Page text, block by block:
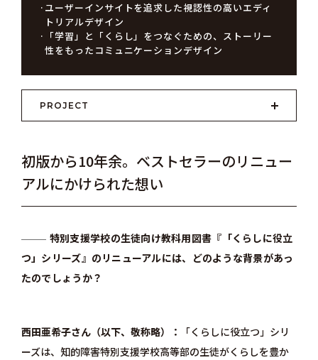
ユーザーインサイトを追求した視認性の高いエディ
トリアルデザイン
「学習」と「くらし」をつなぐための、ストーリー
性をもったコミュニケーションデザイン
PROJECT
初版から10年余。ベストセラーのリニュー
アルにかけられた想い
特別支援学校の生徒向け教科用図書『「くらしに役立
つ」シリーズ』のリニューアルには、どのような背景があっ
たのでしょうか？
西田亜希子さん（以下、敬称略）
「くらしに役立つ」シリ
ーズは、知的障害特別支援学校高等部の生徒がくらしを豊か